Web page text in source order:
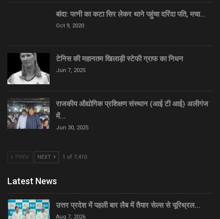
बांदा: पत्नी का कटा सिर लेकर थाने पहुंचा दरिंदा पति, मचा…
Oct 9, 2020
टेनिस की महानतम खिलाड़ी स्टेफी ग्राफ का निधन
Jun 7, 2025
राजकीय औद्योगिक प्रशिक्षण संस्थान (आई टी आई) अलीगंज
में…
Jun 30, 2025
PREV NEXT 1 of 7,410
Latest News
उत्तर प्रदेश में पहली बार लैब में तैयार सेल्स से यूरिथ्रल…
Aug 7, 2026